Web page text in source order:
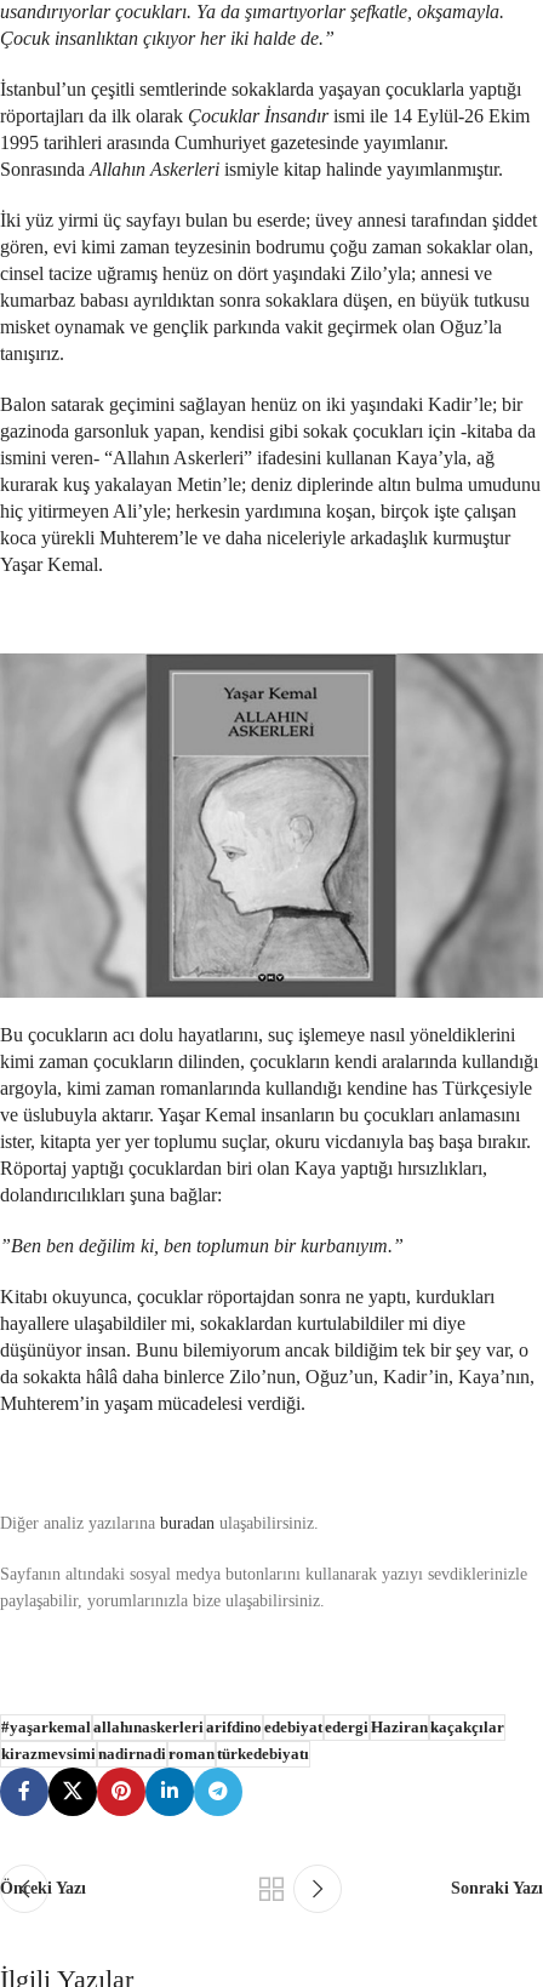
usandırıyorlar çocukları. Ya da şımartıyorlar şefkatle, okşamayla.
Çocuk insanlıktan çıkıyor her iki halde de.”
İstanbul’un çeşitli semtlerinde sokaklarda yaşayan çocuklarla yaptığı
röportajları da ilk olarak Çocuklar İnsandırismi ile 14 Eylül-26 Ekim
1995 tarihleri arasında Cumhuriyet gazetesinde yayımlanır.
Sonrasında Allahın Askerleri ismiyle kitap halinde yayımlanmıştır.
İki yüz yirmi üç sayfayı bulan bu eserde; üvey annesi tarafından şiddet
gören, evi kimi zaman teyzesinin bodrumu çoğu zaman sokaklar olan,
cinsel tacize uğramış henüz on dört yaşındaki Zilo’yla; annesi ve
kumarbaz babası ayrıldıktan sonra sokaklara düşen, en büyük tutkusu
misket oynamak ve gençlik parkında vakit geçirmek olan Oğuz’la
tanışırız.
Balon satarak geçimini sağlayan henüz on iki yaşındaki Kadir’le; bir
gazinoda garsonluk yapan, kendisi gibi sokak çocukları için -kitaba da
ismini veren- “Allahın Askerleri” ifadesini kullanan Kaya’yla, ağ
kurarak kuş yakalayan Metin’le; deniz diplerinde altın bulma umudunu
hiç yitirmeyen Ali’yle; herkesin yardımına koşan, birçok işte çalışan
koca yürekli Muhterem’le ve daha niceleriyle arkadaşlık kurmuştur
Yaşar Kemal.
Bu çocukların acı dolu hayatlarını, suç işlemeye nasıl yöneldiklerini
kimi zaman çocukların dilinden, çocukların kendi aralarında kullandığı
argoyla, kimi zaman romanlarında kullandığı kendine has Türkçesiyle
ve üslubuyla aktarır. Yaşar Kemal insanların bu çocukları anlamasını
ister, kitapta yer yer toplumu suçlar, okuru vicdanıyla baş başa bırakır.
Röportaj yaptığı çocuklardan biri olan Kaya yaptığı hırsızlıkları,
dolandırıcılıkları şuna bağlar:
”Ben ben değilim ki, ben toplumun bir kurbanıyım.”
Kitabı okuyunca, çocuklar röportajdan sonra ne yaptı, kurdukları
hayallere ulaşabildiler mi, sokaklardan kurtulabildiler mi diye
düşünüyor insan. Bunu bilemiyorum ancak bildiğim tek bir şey var, o
da sokakta hâlâ daha binlerce Zilo’nun, Oğuz’un, Kadir’in, Kaya’nın,
Muhterem’in yaşam mücadelesi verdiği.
Diğer analiz yazılarına buradan ulaşabilirsiniz.
Sayfanın altındaki sosyal medya butonlarını kullanarak yazıyı sevdiklerinizle
paylaşabilir, yorumlarınızla bize ulaşabilirsiniz.
#yaşarkemal allahınaskerleri arifdino edebiyatedergi Hazirankaçakçılar
kirazmevsimi nadirnadi romantürkedebiyatı
Önceki Yazı Sonraki Yazı
İlgili Yazılar